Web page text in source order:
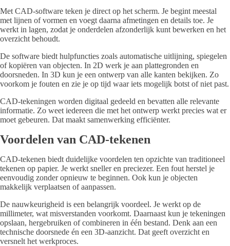
Met CAD-software teken je direct op het scherm. Je begint meestal
met lijnen of vormen en voegt daarna afmetingen en details toe. Je
werkt in lagen, zodat je onderdelen afzonderlijk kunt bewerken en het
overzicht behoudt.
De software biedt hulpfuncties zoals automatische uitlijning, spiegelen
of kopiëren van objecten. In 2D werk je aan plattegronden en
doorsneden. In 3D kun je een ontwerp van alle kanten bekijken. Zo
voorkom je fouten en zie je op tijd waar iets mogelijk botst of niet past.
CAD-tekeningen worden digitaal gedeeld en bevatten alle relevante
informatie. Zo weet iedereen die met het ontwerp werkt precies wat er
moet gebeuren. Dat maakt samenwerking efficiënter.
Voordelen van CAD-tekenen
CAD-tekenen biedt duidelijke voordelen ten opzichte van traditioneel
tekenen op papier. Je werkt sneller en preciezer. Een fout herstel je
eenvoudig zonder opnieuw te beginnen. Ook kun je objecten
makkelijk verplaatsen of aanpassen.
De nauwkeurigheid is een belangrijk voordeel. Je werkt op de
millimeter, wat misverstanden voorkomt. Daarnaast kun je tekeningen
opslaan, hergebruiken of combineren in één bestand. Denk aan een
technische doorsnede én een 3D-aanzicht. Dat geeft overzicht en
versnelt het werkproces.